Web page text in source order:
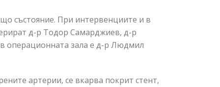
състояние. При интервенциите и в
д-р Тодор Самарджиев, д-р
операционната зала е д-р Людмил
артерии, се вкарва покрит стент,